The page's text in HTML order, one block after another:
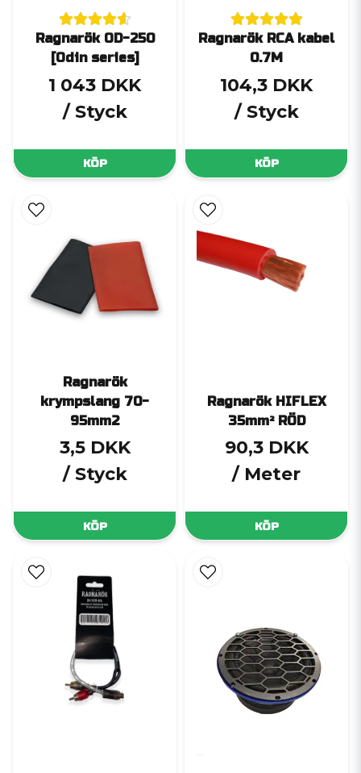
Ragnarök OD-250
[Odin series]
1 043 DKK
/ Styck
KÖP
Ragnarök RCA kabel
0.7M
104,3 DKK
/ Styck
KÖP
Ragnarök
krympslang 70-
95mm2
3,5 DKK
/ Styck
KÖP
Ragnarök HIFLEX
35mm² RÖD
90,3 DKK
/ Meter
KÖP